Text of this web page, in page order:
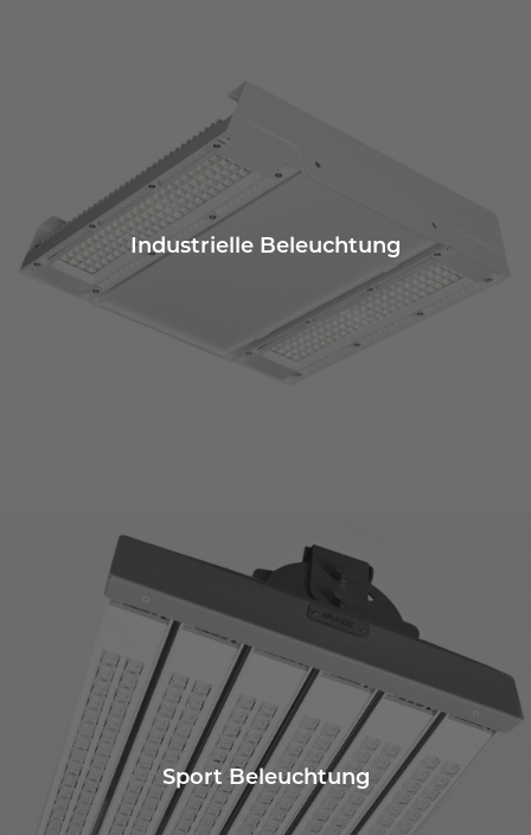
Industrielle Beleuchtung
Sport Beleuchtung